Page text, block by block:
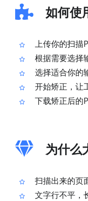
如何使
上传你的扫描
根据需要选择
选择适合你的
开始矫正，让
下载矫正后的
为什么
扫描出来的页
文字行不平，